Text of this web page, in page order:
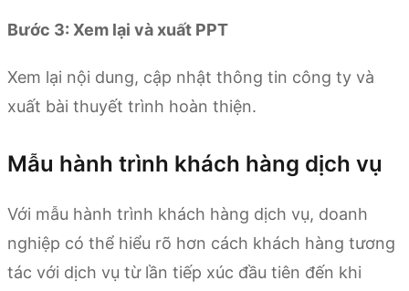
Bước 3: Xem lại và xuất PPT
Xem lại nội dung, cập nhật thông tin công ty và
xuất bài thuyết trình hoàn thiện.
Mẫu hành trình khách hàng dịch vụ
Với mẫu hành trình khách hàng dịch vụ, doanh
nghiệp có thể hiểu rõ hơn cách khách hàng tương
tác với dịch vụ từ lần tiếp xúc đầu tiên đến khi